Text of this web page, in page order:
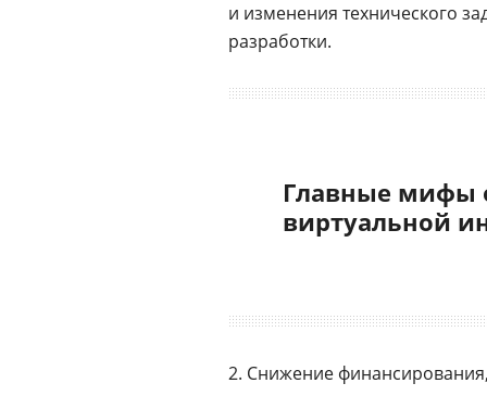
и изменения технического
разработки.
Главные мифы
виртуальной
2. Снижение